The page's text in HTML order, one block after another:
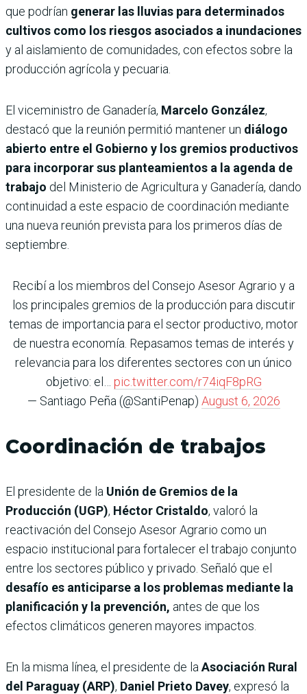
que podrían generar las lluvias para determinados
cultivos como los riesgos asociados a inundaciones
y al aislamiento de comunidades, con efectos sobre la
producción agrícola y pecuaria.
El viceministro de Ganadería, Marcelo González,
destacó que la reunión permitió mantener un diálogo
abierto entre el Gobierno y los gremios productivos
para incorporar sus planteamientos a la agenda de
trabajo del Ministerio de Agricultura y Ganadería, dando
continuidad a este espacio de coordinación mediante
una nueva reunión prevista para los primeros días de
septiembre.
Recibí a los miembros del Consejo Asesor Agrario y a
los principales gremios de la producción para discutir
temas de importancia para el sector productivo, motor
de nuestra economía. Repasamos temas de interés y
relevancia para los diferentes sectores con un único
objetivo: el… pic.twitter.com/r74iqF8pRG
— Santiago Peña (@SantiPenap) August 6, 2026
Coordinación de trabajos
El presidente de la Unión de Gremios de la
Producción (UGP), Héctor Cristaldo, valoró la
reactivación del Consejo Asesor Agrario como un
espacio institucional para fortalecer el trabajo conjunto
entre los sectores público y privado. Señaló que el
desafío es anticiparse a los problemas mediante la
planificación y la prevención, antes de que los
efectos climáticos generen mayores impactos.
En la misma línea, el presidente de la Asociación Rural
del Paraguay (ARP), Daniel Prieto Davey, expresó la